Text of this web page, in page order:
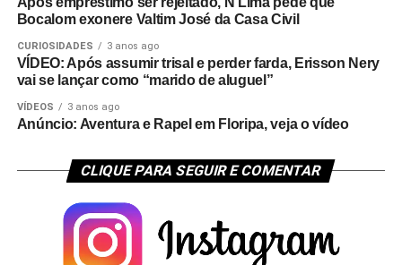
Bocalom exonere Valtim José da Casa Civil
CURIOSIDADES 3 anos ago
VÍDEO: Após assumir trisal e perder farda, Erisson Nery
vai se lançar como “marido de aluguel”
VÍDEOS 3 anos ago
Anúncio: Aventura e Rapel em Floripa, veja o vídeo
CLIQUE PARA SEGUIR E COMENTAR